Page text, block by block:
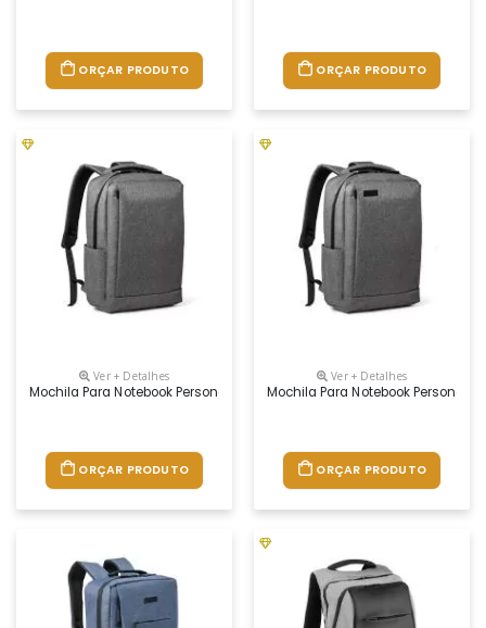
ORÇAR PRODUTO ORÇAR PRODUTO
Ver + Detalhes
Mochila Para Notebook Personalizada
ORÇAR PRODUTO
Ver + Detalhes
Mochila Para Notebook
ORÇAR PRODUTO